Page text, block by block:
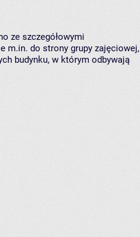
ze szczegółowymi
m.in. do strony grupy zajęciowej,
budynku, w którym odbywają